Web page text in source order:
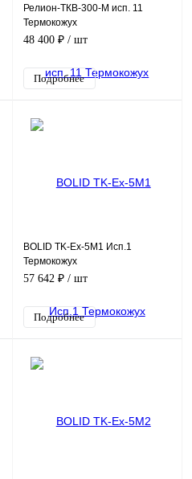
Релион-ТКВ-300-М исп. 11
Термокожух
взрывозащищенный
48 400 ₽ / шт
Подробнее
BOLID TK-Ex-5M1 Исп.1
Термокожух
взрывозащищенный
57 642 ₽ / шт
Подробнее